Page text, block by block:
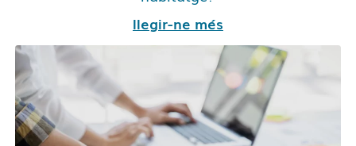
llegir-ne més